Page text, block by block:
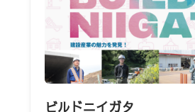
ビルドニイガタ